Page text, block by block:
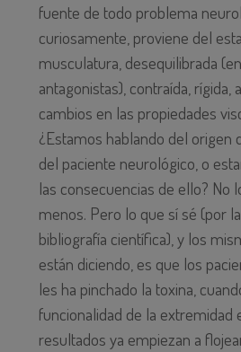
fuente de todo problema
curiosamente, proviene del
musculatura, desequilibrada
antagonistas), contraída, rígida,
cambios en las propiedades
¿Estamos hablando del origen
del paciente neurológico, o
las consecuencias de ello? No
menos. Pero lo que sí sé (por
bibliografía científica), y los
están diciendo, es que los
les ha pinchado la toxina,
funcionalidad de la extremidad
resultados ya empiezan a